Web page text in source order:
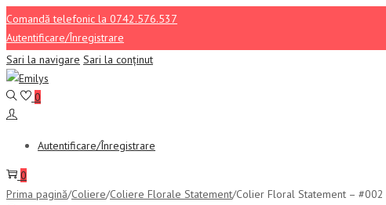
Comandă telefonic la 0742.576.537
Autentificare/Înregistrare
Sari la navigare Sari la conținut
0
Autentificare/Înregistrare
0
Prima pagină/Coliere/Coliere Florale Statement/Colier Floral Statement –